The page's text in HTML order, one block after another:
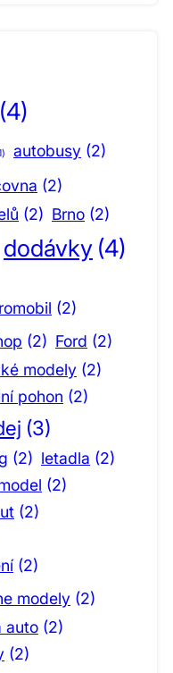
(4)
autobusy (2)
(2)
(2) Brno (2)
dodávky (4)
(2)
(2) Ford (2)
modely (2)
pohon (2)
(3)
(2) letadla (2)
(2)
(2)
(2)
modely (2)
auto (2)
(2)